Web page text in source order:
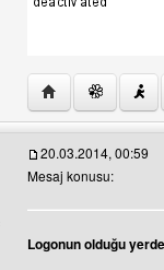
Yazarın web
profilini görüntüle
20.03.2014, 00:59
Mesaj konusu:
Logonun olduğu